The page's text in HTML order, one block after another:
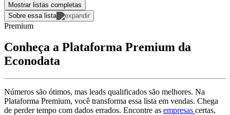
Mostrar listas completas
Sobre essa lista
Premium
Conheça a Plataforma Premium da
Econodata
Números são ótimos, mas leads qualificados são melhores. Na
Plataforma Premium, você transforma essa lista em vendas. Chega
de perder tempo com dados errados. Encontre as empresas certas,